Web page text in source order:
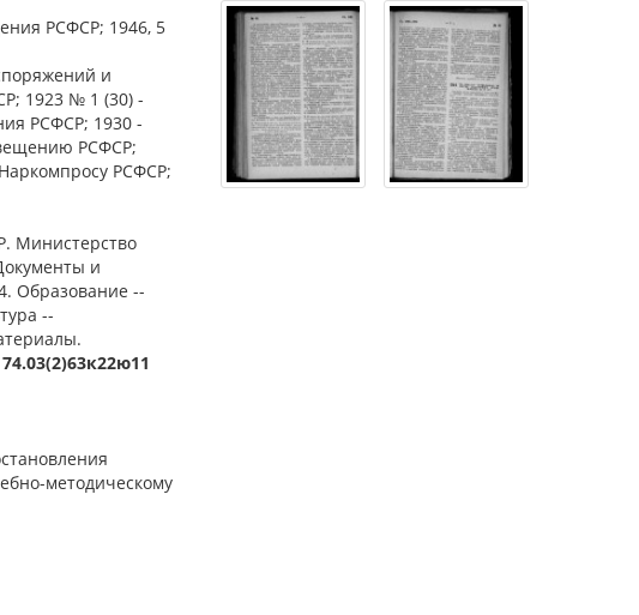
РСФСР; 1946, 5
и
1923 № 1 (30) -
РСФСР; 1930 -
РСФСР;
РСФСР;
Министерство
и
Образование --
--
методическому